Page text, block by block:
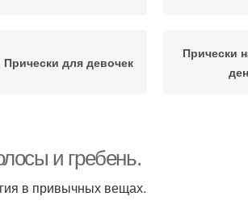
Прически для девочек
Прически
и гребень.
в привычных вещах.